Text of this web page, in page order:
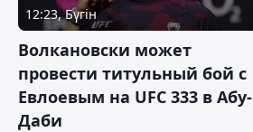
12:23, Бүгін
Волкановски может
провести титульный бой с
Евлоевым на UFC 333 в Абу-
Даби